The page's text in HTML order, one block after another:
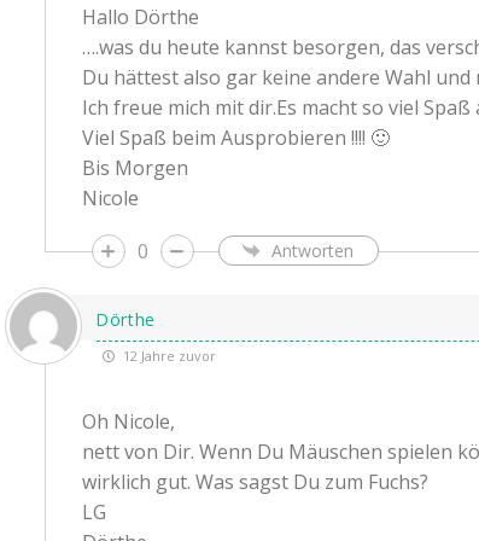
Hallo Dörthe
….was du heute kannst besorgen, das
Du hättest also gar keine andere Wahl und
Ich freue mich mit dir.Es macht so viel Spaß
Viel Spaß beim Ausprobieren !!!! 🙂
Bis Morgen
Nicole
0
Antworten
Dörthe
12 Jahre zuvor
Oh Nicole,
nett von Dir. Wenn Du Mäuschen spielen
wirklich gut. Was sagst Du zum Fuchs?
LG